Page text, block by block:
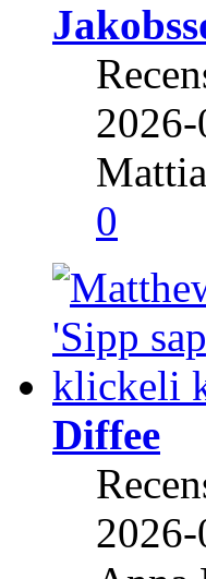
0
Diffee